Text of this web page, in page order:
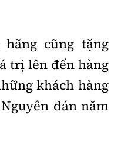
cũng tặng
trị lên đến hàng
khách hàng
đán năm